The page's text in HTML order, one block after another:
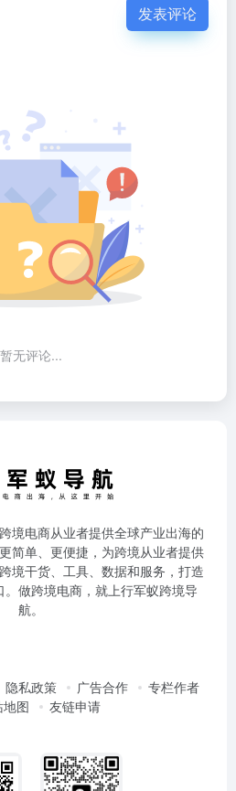
发表评论
暂无评论...
境电商从业者提供全球产业出海的
简单、更便捷，为跨境从业者提供
境干货、工具、数据和服务，打造
做跨境电商，就上行军蚁跨境导
航。
隐私政策 广告合作
专栏作者
地图
友链申请